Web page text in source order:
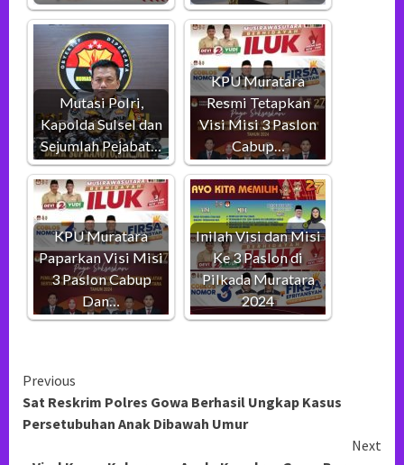
Mutasi Polri,
Kapolda Sulsel dan
Sejumlah Pejabat…
KPU Muratara
Resmi Tetapkan
Visi Misi 3 Paslon
Cabup…
KPU Muratara
Paparkan Visi Misi
3 Paslon Cabup
Dan…
Inilah Visi dan Misi
Ke 3 Paslon di
Pilkada Muratara
2024
Continue
Reading
Previous
Sat Reskrim Polres Gowa Berhasil Ungkap Kasus
Persetubuhan Anak Dibawah Umur
Next